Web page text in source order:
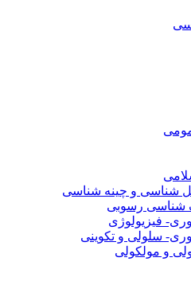
شناسی و چینه شناسی
شناسی رسوبی
فیزیولوژی
سلولی و تکوینی
و مولکولی